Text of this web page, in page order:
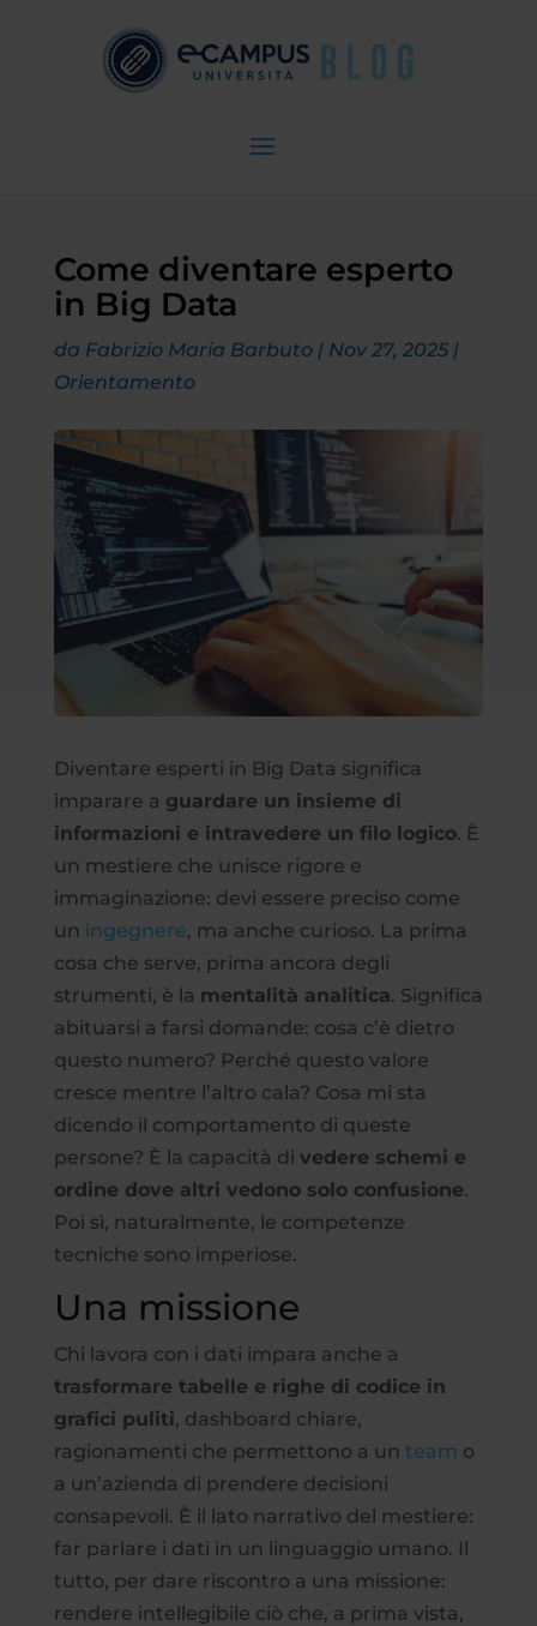
Come diventare esperto
in Big Data
da Fabrizio Maria Barbuto| Nov 27, 2025|
Orientamento
Diventare esperti in Big Data significa
imparare a guardare un insieme di
informazioni e intravedere un filo logico. È
un mestiere che unisce rigore e
immaginazione: devi essere preciso come
un ingegnere, ma anche curioso. La prima
cosa che serve, prima ancora degli
strumenti, è la mentalità analitica. Significa
abituarsi a farsi domande: cosa c’è dietro
questo numero? Perché questo valore
cresce mentre l’altro cala? Cosa mi sta
dicendo il comportamento di queste
persone? È la capacità di vedere schemi e
ordine dove altri vedono solo confusione.
Poi sì, naturalmente, le competenze
tecniche sono imperiose.
Una missione
Chi lavora con i dati impara anche a
trasformare tabelle e righe di codice in
grafici puliti, dashboard chiare,
ragionamenti che permettono a un team o
a un’azienda di prendere decisioni
consapevoli. È il lato narrativo del mestiere:
far parlare i dati in un linguaggio umano. Il
tutto, per dare riscontro a una missione:
rendere intellegibile ciò che, a prima vista,